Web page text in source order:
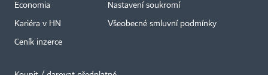
Economia
Kariéra v HN
Ceník inzerce
Nastavení soukromí
Všeobecné smluvní podmínky